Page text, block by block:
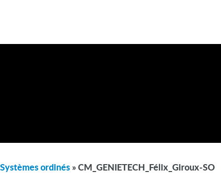
Systèmes ordinés » CM_GENIETECH_Félix_Giroux-SO